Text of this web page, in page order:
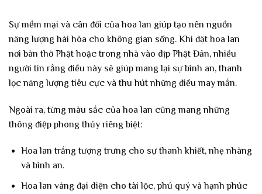
Sự mềm mại và cân đối của hoa lan giúp tạo nên nguồn
năng lượng hài hòa cho không gian sống. Khi đặt hoa lan
nơi bàn thờ Phật hoặc trong nhà vào dịp Phật Đản, nhiều
người tin rằng điều này sẽ giúp mang lại sự bình an, thanh
lọc năng lượng tiêu cực và thu hút những điều may mắn.
Ngoài ra, từng màu sắc của hoa lan cũng mang những
thông điệp phong thủy riêng biệt:
Hoa lan trắng tượng trưng cho sự thanh khiết, nhẹ nhàng
và bình an.
Hoa lan vàng đại diện cho tài lộc, phú quý và hạnh phúc